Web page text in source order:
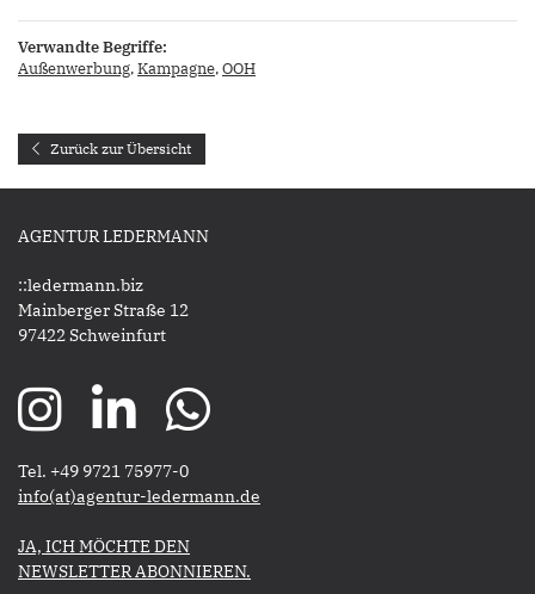
Verwandte Begriffe:
Außenwerbung,Kampagne,OOH
Zurück zur Übersicht
AGENTUR LEDERMANN
::ledermann.biz
Mainberger Straße 12
97422 Schweinfurt
Tel. +49 9721 75977-0
​​​​​​​info(at)agentur-ledermann.de
​​​​​JA, ICH MÖCHTE DEN
NEWSLETTER ABONNIEREN.​​​​​​​